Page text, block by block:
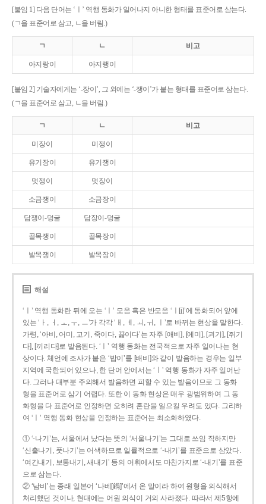
[붙임 1] 다음 단어는 ‘ㅣ’ 역행 동화가 일어나지 아니한 형태를 표준어로 삼는다.
(ㄱ을 표준어로 삼고, ㄴ을 버림.)
ㄱ ㄴ 비고
아지랑이 아지랭이
[붙임 2] 기술자에게는 ‘-장이’, 그 외에는 ‘-쟁이’가 붙는 형태를 표준어로 삼는다.
(ㄱ을 표준어로 삼고, ㄴ을 버림.)
ㄱ ㄴ 비고
미장이 미쟁이
유기장이 유기쟁이
멋쟁이 멋장이
소금쟁이 소금장이
담쟁이-덩굴 담장이-덩굴
골목쟁이 골목장이
발목쟁이 발목장이
해설
‘ㅣ’ 역행 동화란 뒤에 오는 ‘ㅣ’ 모음 혹은 반모음 ‘ㅣ[j]’에 동화되어 앞에
있는 ‘ㅏ, ㅓ, ㅗ, ㅜ, ㅡ’가 각각 ‘ㅐ, ㅔ, ㅚ, ㅟ, ㅣ’로 바뀌는 현상을 말한다.
가령, ‘아비, 어미, 고기, 죽이다, 끓이다’는 자주 [애비], [에미], [괴기], [쥐기
다], [끼리다]로 발음된다. ‘ㅣ’ 역행 동화는 전국적으로 자주 일어나는 현
상이다. 체언에 조사가 붙은 ‘밥이’를 [배비]와 같이 발음하는 경우는 일부
지역에 국한되어 있으나, 한 단어 안에서는 ‘ㅣ’ 역행 동화가 자주 일어난
다. 그러나 대부분 주의해서 발음하면 피할 수 있는 발음이므로 그 동화
형을 표준어로 삼기 어렵다. 또한 이 동화 현상은 매우 광범위하여 그 동
화형을 다 표준어로 인정하면 오히려 혼란을 일으킬 우려도 있다. 그리하
여 ‘ㅣ’ 역행 동화 현상을 인정하는 표준어는 최소화하였다.
① ‘-나기’는, 서울에서 났다는 뜻의 ‘서울나기’는 그대로 쓰임 직하지만
‘신출나기, 풋나기’는 어색하므로 일률적으로 ‘-내기’를 표준으로 삼았다.
‘여간내기, 보통내기, 새내기’ 등의 어휘에서도 마찬가지로 ‘-내기’를 표준
으로 삼는다.
② ‘남비’는 종래 일본어 ‘나베[鍋]’에서 온 말이라 하여 원형을 의식해서
처리했던 것이나, 현대에는 어원 의식이 거의 사라졌다. 따라서 제5항에